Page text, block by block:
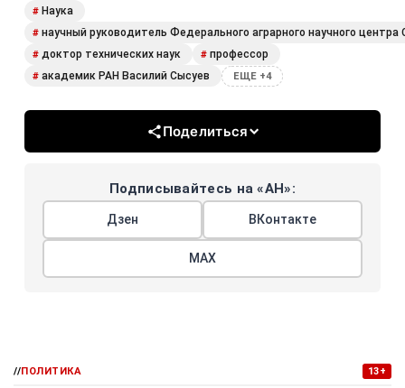
# Наука
# научный руководитель Федерального аграрного научного
# доктор технических наук # профессор
# академик РАН Василий Сысуев ЕЩЕ +4
Поделиться
Подписывайтесь на «АН»:
Дзен ВКонтакте
МАХ
//ПОЛИТИКА 13+